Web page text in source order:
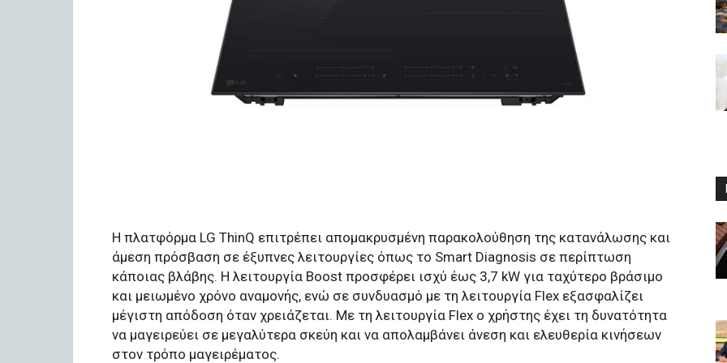
Η πλατφόρμα LG ThinQ επιτρέπει απομακρυσμένη παρακολούθηση της κατανάλωσης και
άμεση πρόσβαση σε έξυπνες λειτουργίες όπως το Smart Diagnosis σε περίπτωση
κάποιας βλάβης. Η λειτουργία Boost προσφέρει ισχύ έως 3,7 kW για ταχύτερο βράσιμο
και μειωμένο χρόνο αναμονής, ενώ σε συνδυασμό με τη λειτουργία Flex εξασφαλίζει
μέγιστη απόδοση όταν χρειάζεται. Με τη λειτουργία Flex ο χρήστης έχει τη δυνατότητα
να μαγειρεύει σε μεγαλύτερα σκεύη και να απολαμβάνει άνεση και ελευθερία κινήσεων
στον τρόπο μαγειρέματος.